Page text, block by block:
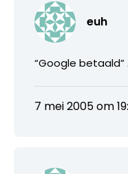
euh
“Google betaald”
7 mei 2005 om